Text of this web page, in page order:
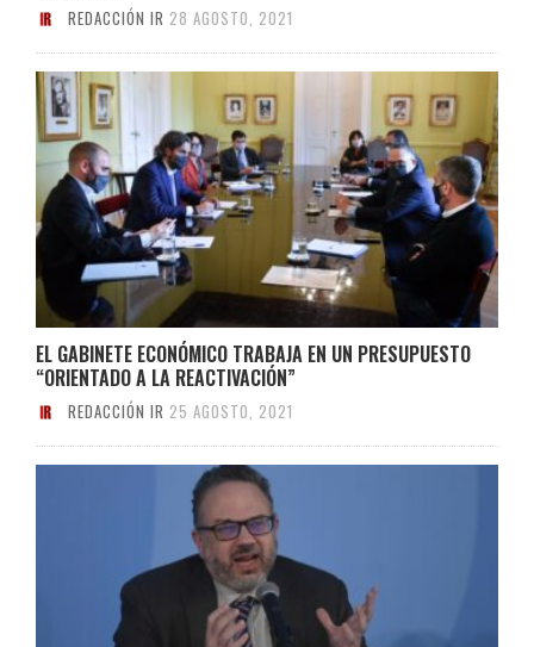
REDACCIÓN IR 28 AGOSTO, 2021
EL GABINETE ECONÓMICO TRABAJA EN UN PRESUPUESTO
“ORIENTADO A LA REACTIVACIÓN”
REDACCIÓN IR 25 AGOSTO, 2021